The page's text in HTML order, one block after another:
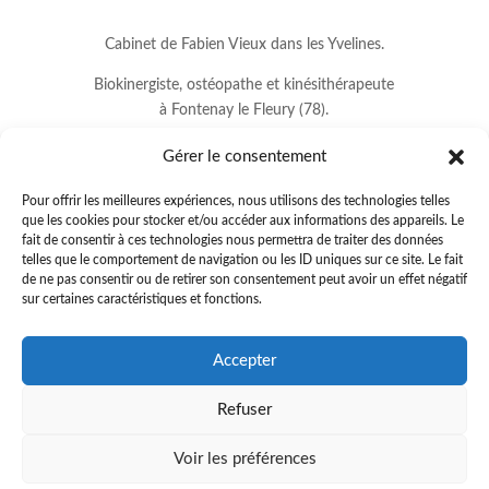
Gérer le consentement
Pour offrir les meilleures expériences, nous utilisons des technologies telles
que les cookies pour stocker et/ou accéder aux informations des appareils. Le
fait de consentir à ces technologies nous permettra de traiter des données
telles que le comportement de navigation ou les ID uniques sur ce site. Le fait
de ne pas consentir ou de retirer son consentement peut avoir un effet négatif
sur certaines caractéristiques et fonctions.
Accepter
Refuser
Voir les préférences
Cabinet de Fabien Vieux dans les Yvelines.
Biokinergiste, ostéopathe et kinésithérapeute
à Fontenay le Fleury (78).
78330 FONTENAY LE FLEURY
01.34.60.37.33